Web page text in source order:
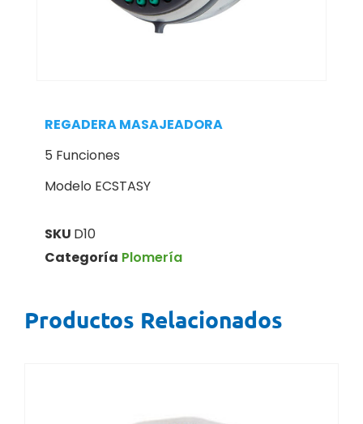
REGADERA MASAJEADORA
5 Funciones
Modelo ECSTASY
SKU D10
Categoría Plomería
Productos Relacionados